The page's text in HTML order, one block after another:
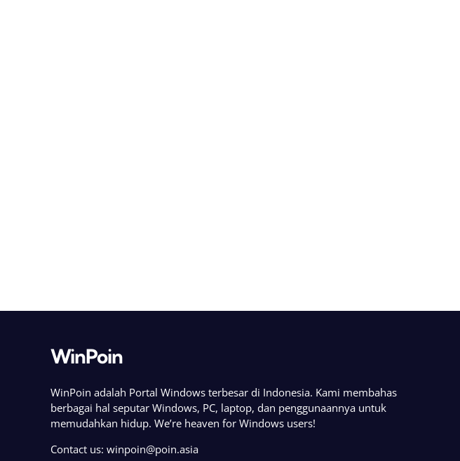
WinPoin
WinPoin adalah Portal Windows terbesar di Indonesia. Kami membahas
berbagai hal seputar Windows, PC, laptop, dan penggunaannya untuk
memudahkan hidup. We’re heaven for Windows users!
Contact us: winpoin@poin.asia